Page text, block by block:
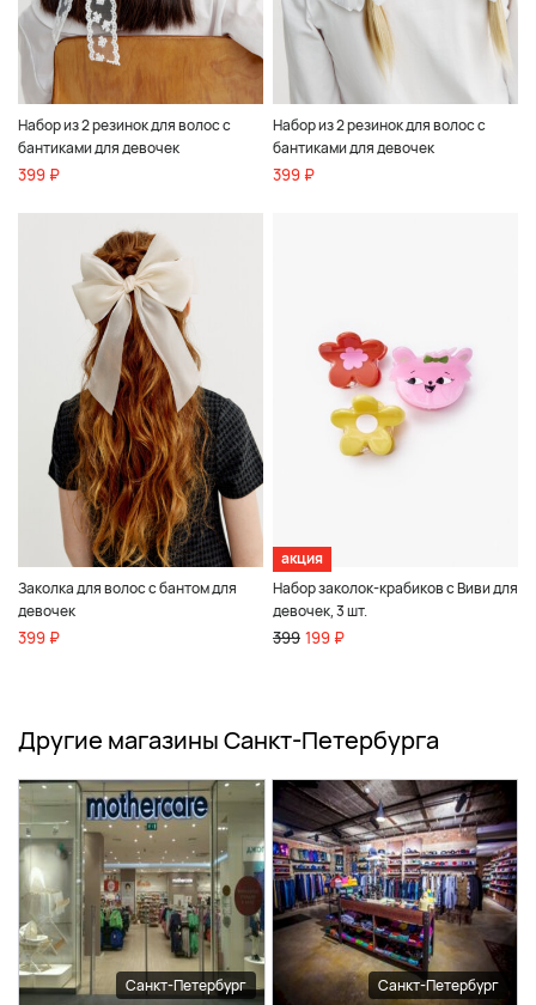
Набор из 2 резинок для волос с
бантиками для девочек
399 ₽
Набор из 2 резинок для волос с
бантиками для девочек
399 ₽
Заколка для волос с бантом для
девочек
399 ₽
акция
Набор заколок-крабиков с Виви для
девочек, 3 шт.
399 199 ₽
Другие магазины Санкт-Петербурга
Санкт-Петербург Санкт-Петербург